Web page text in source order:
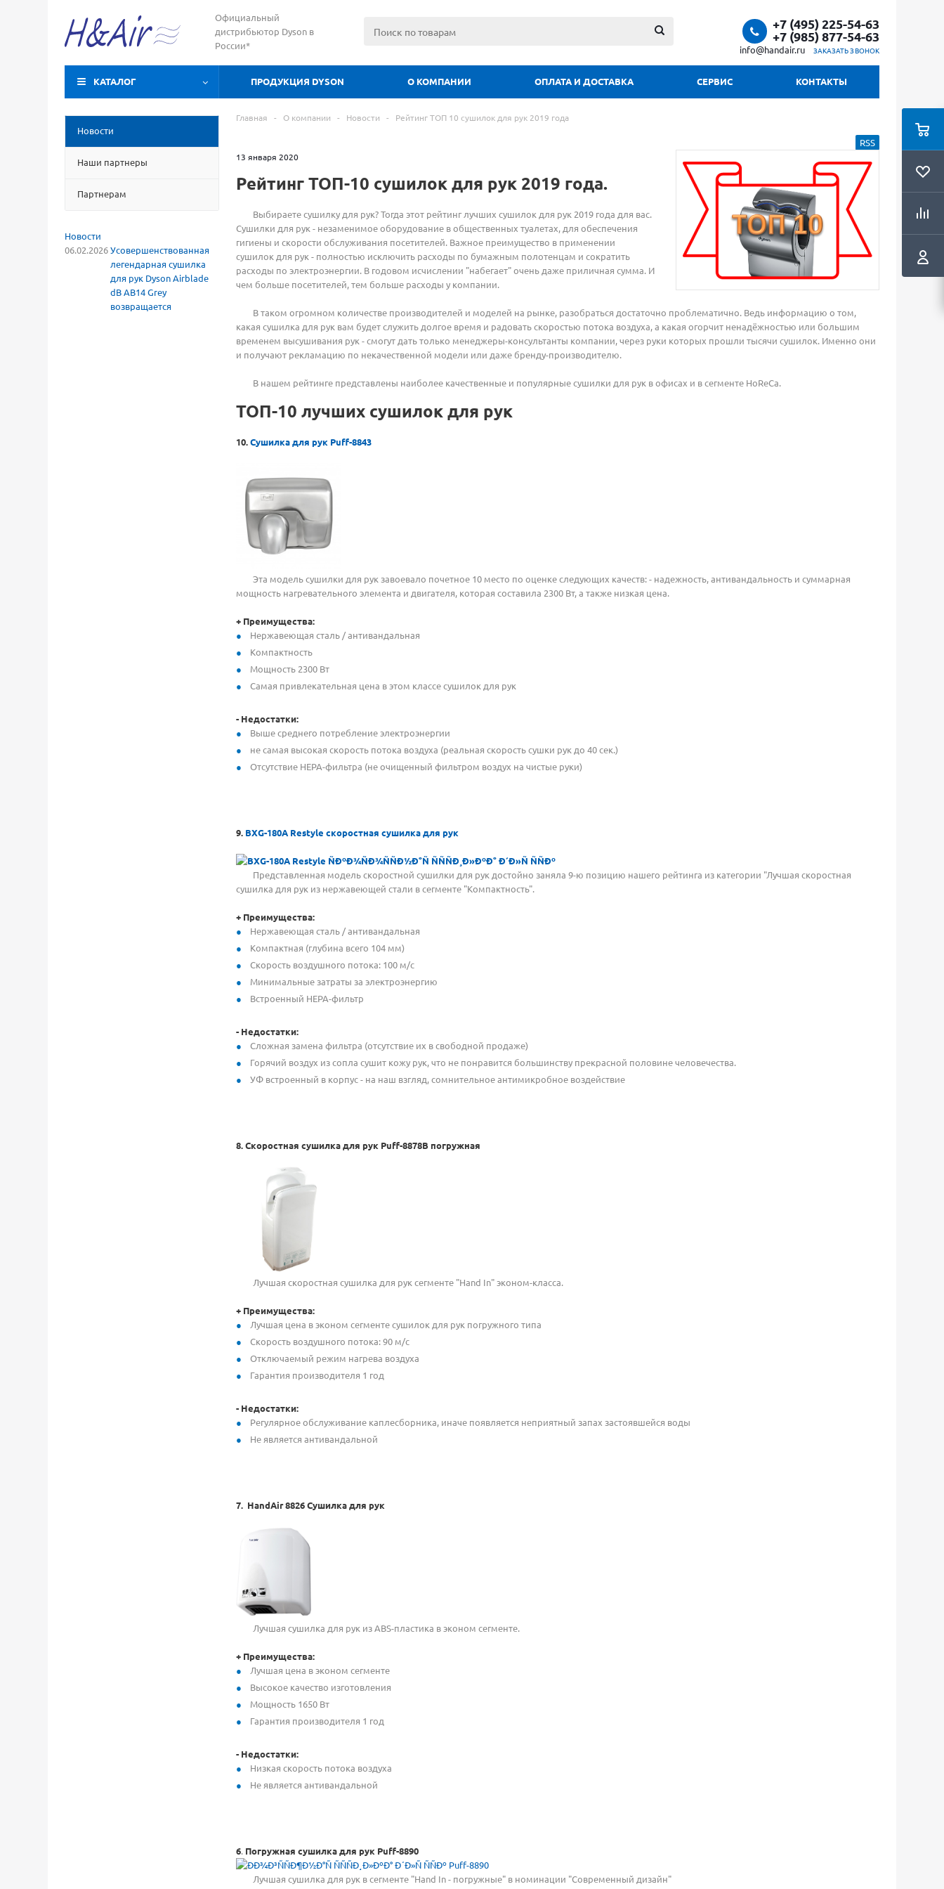
Официальный
дистрибьютор Dyson в
России*
+7 (495) 225-54-63
+7 (985) 877-54-63
info@handair.ru ЗАКАЗАТЬ ЗВОНОК
КАТАЛОГ ПРОДУКЦИЯ DYSON О КОМПАНИИ ОПЛАТА И ДОСТАВКА СЕРВИС КОНТАКТЫ
Новости
Наши партнеры
Партнерам
Новости
06.02.2026Усовершенствованная
легендарная сушилка
для рук Dyson Airblade
dB AB14 Grey
возвращается
Главная - О компании - Новости - Рейтинг ТОП 10 сушилок для рук 2019 года
RSS
13 января 2020
Рейтинг ТОП-10 сушилок для рук 2019 года.
Выбираете сушилку для рук? Тогда этот рейтинг лучших сушилок для рук 2019 года для вас.
Сушилки для рук - незаменимое оборудование в общественных туалетах, для обеспечения
гигиены и скорости обслуживания посетителей. Важное преимущество в применении
сушилок для рук - полностью исключить расходы по бумажным полотенцам и сократить
расходы по электроэнергии. В годовом исчислении "набегает" очень даже приличная сумма. И
чем больше посетителей, тем больше расходы у компании.
В таком огромном количестве производителей и моделей на рынке, разобраться достаточно проблематично. Ведь информацию о том,
какая сушилка для рук вам будет служить долгое время и радовать скоростью потока воздуха, а какая огорчит ненадёжностью или большим
временем высушивания рук - смогут дать только менеджеры-консультанты компании, через руки которых прошли тысячи сушилок. Именно они
и получают рекламацию по некачественной модели или даже бренду-производителю.
В нашем рейтинге представлены наиболее качественные и популярные сушилки для рук в офисах и в сегменте HoReCa.
ТОП-10 лучших сушилок для рук
10.Сушилка для рук Puff-8843
Эта модель сушилки для рук завоевало почетное 10 место по оценке следующих качеств: - надежность, антивандальность и суммарная
мощность нагревательного элемента и двигателя, которая составила 2300 Вт, а также низкая цена.
+ Преимущества:
Нержавеющая сталь / антивандальная
Компактность
Мощность 2300 Вт
Самая привлекательная цена в этом классе сушилок для рук
- Недостатки:
Выше среднего потребление электроэнергии
не самая высокая скорость потока воздуха (реальная скорость сушки рук до 40 сек.)
Отсутствие HEPA-фильтра (не очищенный фильтром воздух на чистые руки)
9. BXG-180A Restyle скоростная сушилка для рук
Представленная модель скоростной сушилки для рук достойно заняла 9-ю позицию нашего рейтинга из категории "Лучшая скоростная
сушилка для рук из нержавеющей стали в сегменте "Компактность".
+ Преимущества:
Нержавеющая сталь / антивандальная
Компактная (глубина всего 104 мм)
Скорость воздушного потока: 100 м/с
Минимальные затраты за электроэнергию
Встроенный HEPA-фильтр
- Недостатки:
Сложная замена фильтра (отсутствие их в свободной продаже)
Горячий воздух из сопла сушит кожу рук, что не понравится большинству прекрасной половине человечества.
УФ встроенный в корпус - на наш взгляд, сомнительное антимикробное воздействие
8.Скоростная сушилка для рук Puff-8878B погружная
Лучшая скоростная сушилка для рук сегменте "Hand In" эконом-класса.
+ Преимущества:
Лучшая цена в эконом сегменте сушилок для рук погружного типа
Скорость воздушного потока: 90 м/с
Отключаемый режим нагрева воздуха
Гарантия производителя 1 год
- Недостатки:
Регулярное обслуживание каплесборника, иначе появляется неприятный запах застоявшейся воды
Не является антивандальной
7. HandAir 8826 Сушилка для рук
Лучшая сушилка для рук из ABS-пластика в эконом сегменте.
+ Преимущества:
Лучшая цена в эконом сегменте
Высокое качество изготовления
Мощность 1650 Вт
Гарантия производителя 1 год
- Недостатки:
Низкая скорость потока воздуха
Не является антивандальной
6. Погружная сушилка для рук Puff-8890
Лучшая сушилка для рук в сегменте "Hand In - погружные" в номинации "Современный дизайн"